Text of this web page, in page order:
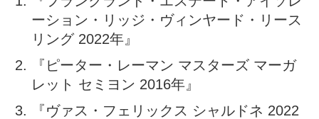
ーション・リッジ・ヴィンヤード・リース
リング 2022年』
『ピーター・レーマン マスターズ マーガ
レット セミヨン 2016年』
『ヴァス・フェリックス シャルドネ 2022